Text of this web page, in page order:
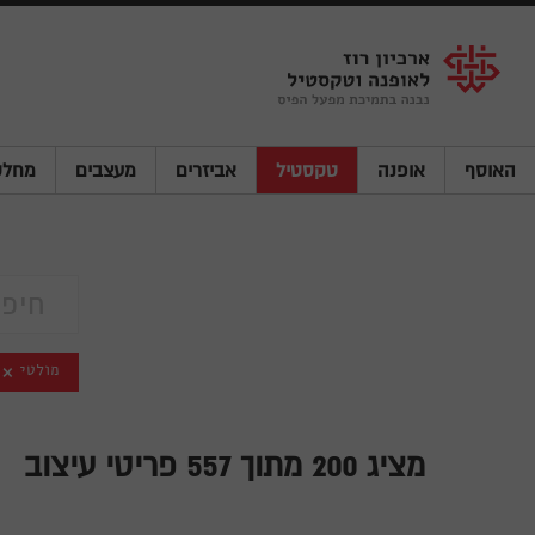
Shenkar
Logo
האוסף אופנה טקסטיל אביזרים מעצבים
מולטי
מציג 200 מתוך 557 פריטי עיצוב